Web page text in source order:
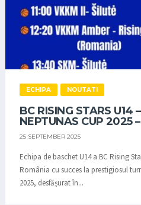
ECHIPA NOUTATI
BC RISING STARS U14
NEPTUNAS CUP 2025
25 SEPTEMBER 2025
Echipa de baschet U14 a BC Rising
România cu succes la prestigiosul
2025, desfășurat în...